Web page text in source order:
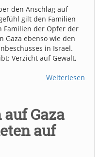
den Anschlag auf
gilt den Familien
Familien der Opfer der
Gaza ebenso wie den
in Israel.
Verzicht auf Gewalt,
Weiterlesen
Gaza
auf